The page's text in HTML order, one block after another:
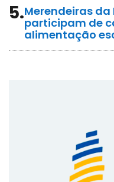
5.Merendeiras da
participam de
alimentação